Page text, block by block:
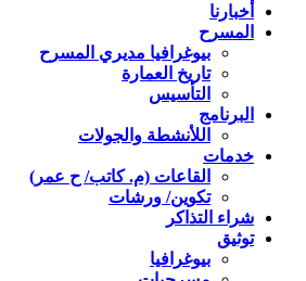
أخبارنا
المسرح
بيوغرافيا مديري المسرح
تاريخ العمارة
التأسيس
البرنامج
اللأنشطة والجولات
خدمات
القاعات (م. كاتب/ ح عمر)
تكوين/ ورشات
شراء التذاكر
توثيق
بيوغرافيا